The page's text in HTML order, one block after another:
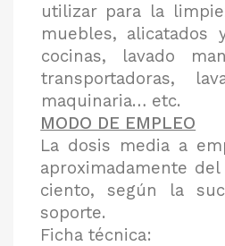
utilizar para la
muebles, alicatados
cocinas, lavado
transportadoras,
maquinaria… etc.
MODO DE EMPLEO
La dosis media a
aproximadamente
ciento, según la
soporte.
Ficha técnica: